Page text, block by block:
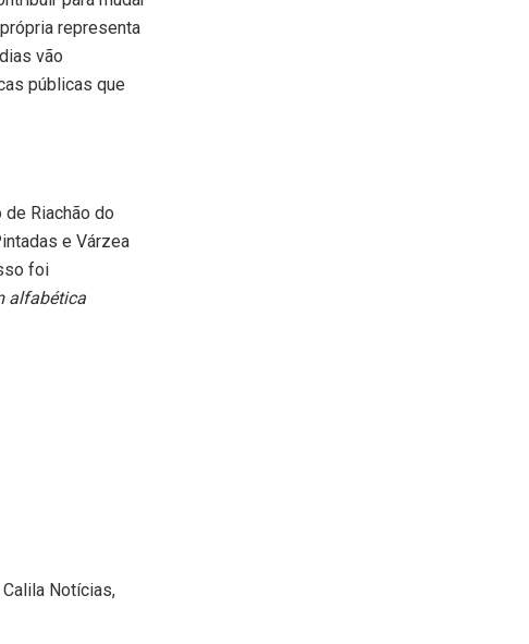
representa
vão
públicas que
Riachão do
e Várzea
foi
alfabética
Notícias,